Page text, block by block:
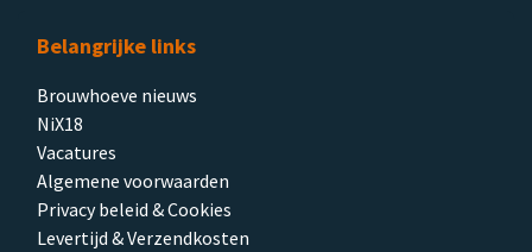
Belangrijke links
Brouwhoeve nieuws
NiX18
Vacatures
Algemene voorwaarden
Privacy beleid & Cookies
Levertijd & Verzendkosten